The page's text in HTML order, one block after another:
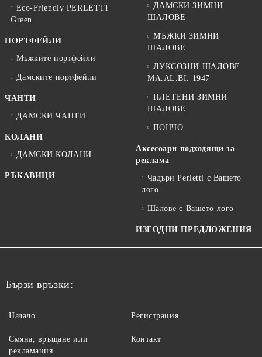
Eco-Friendly PERLETTI
Green
ПОРТФЕЙЛИ
Мъжките портфейли
Дамските портфейли
ЧАНТИ
ДАМСКИ ЧАНТИ
КОЛАНИ
ДАМСКИ КОЛАНИ
РЪКАВИЦИ
ДАМСКИ ЗИМНИ
ШАЛОВЕ
МЪЖКИ ЗИМНИ
ШАЛОВЕ
ЛУКСОЗНИ ШАЛОВЕ
MA.AL.BI. 1947
ПЛЕТЕНИ ЗИМНИ
ШАЛОВЕ
ПОНЧО
Аксесоари подходящи за
реклама
Чадъри Perletti с Вашето
лого
Шалове с Вашето лого
ИЗГОДНИ ПРЕДЛОЖЕНИЯ
Бързи връзки:
Начало
Смяна, връщане или
рекламация
Регистрация
Контакт